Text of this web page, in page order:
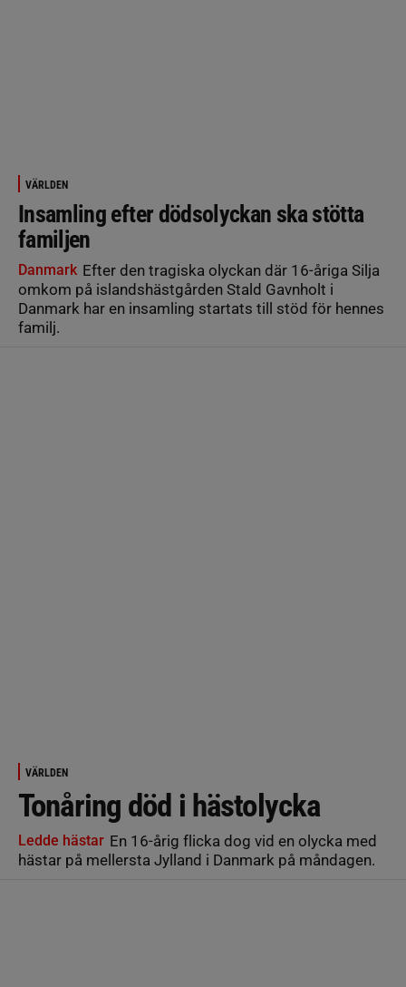
VÄRLDEN
Insamling efter dödsolyckan ska stötta
familjen
Danmark Efter den tragiska olyckan där 16-åriga Silja
omkom på islandshästgården Stald Gavnholt i
Danmark har en insamling startats till stöd för hennes
familj.
VÄRLDEN
Tonåring död i hästolycka
Ledde hästar En 16-årig flicka dog vid en olycka med
hästar på mellersta Jylland i Danmark på måndagen.